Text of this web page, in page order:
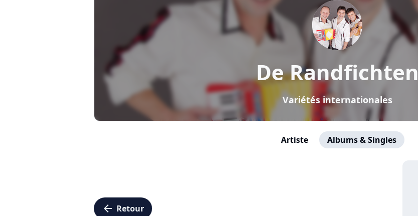
De Randfichten
Variétés internationales
Artiste Albums & Singles
arrow_left Retour